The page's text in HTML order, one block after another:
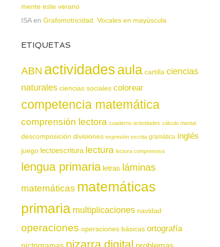
mente este verano
ISAen Grafomotricidad. Vocales en mayúscula
ETIQUETAS
ABN actividadesaula cartilla ciencias
naturales ciencias sociales colorear
competencia matemática
comprensión lectora cuaderno actividades cálculo mental
descomposición divisiones expresión escrita gramática inglés
juego lectoescritura lectura lectura comprensiva
lengua primaria letras láminas
matemáticas matemáticas
primaria multiplicaciones navidad
operaciones operaciones básicas ortografía
pizarra digital